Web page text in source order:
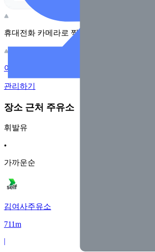
휴대전화 카메라로 찍어보세요
이 주유소의 사장님이신가요?
관리하기
장소 근처 주유소
휘발유
•
가까운순
김여사주유소
711m
|